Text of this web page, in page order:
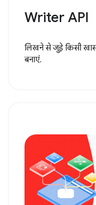
Writer API
लिखने से जुड़े किसी
बनाएं.